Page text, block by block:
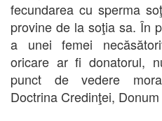
fecundarea cu sperma
provine de la soţia sa. În
a unei femei
oricare ar fi donatorul,
punct de vedere
Doctrina Credinţei,